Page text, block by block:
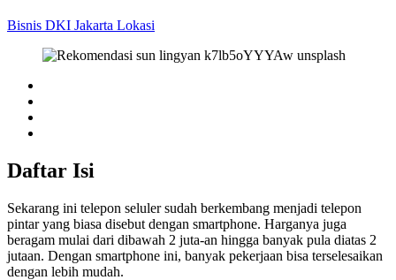
Bisnis DKI Jakarta Lokasi
Daftar Isi
Sekarang ini telepon seluler sudah berkembang menjadi telepon
pintar yang biasa disebut dengan smartphone. Harganya juga
beragam mulai dari dibawah 2 juta-an hingga banyak pula diatas 2
jutaan. Dengan smartphone ini, banyak pekerjaan bisa terselesaikan
dengan lebih mudah.